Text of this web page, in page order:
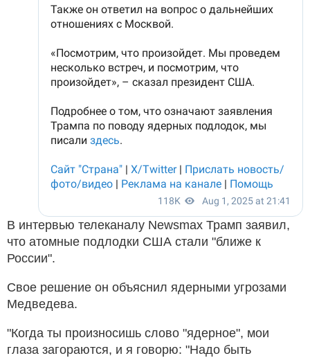
В интервью телеканалу Newsmax Трамп заявил,
что атомные подлодки США стали "ближе к
России".
Свое решение он объяснил ядерными угрозами
Медведева.
"Когда ты произносишь слово "ядерное", мои
глаза загораются, и я говорю: "Надо быть